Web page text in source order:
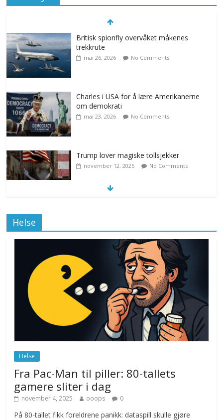
Britisk spionfly overvåket måkenes
trekkrute
mai 26, 2026 No Comments
Charles i USA for å lære Amerikanerne
om demokrati
mai 23, 2026 No Comments
Trump lover magiske tollsjekker
november 12, 2025 No Comments
Drone stopper flytrafikken i Stockholm,
ekspert mistenker MDG
november 6, 2025 No Comments
Norge innfører nullvisjon for nedbør
juni 23, 2026 No Comments
Helse
Helse
Fra Pac-Man til piller: 80-tallets
gamere sliter i dag
november 4, 2025 ooops 0
På 80-tallet fikk foreldrene panikk: dataspill skulle gjøre